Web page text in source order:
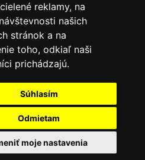
reklamy, na
našich
stránok a na
toho, odkiaľ naši
prichádzajú.
Súhlasím
Odmietam
moje nastavenia
Vyhľadávanie